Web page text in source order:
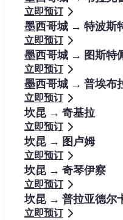
立即预订
墨西哥城 → 特波斯
立即预订
墨西哥城 → 图斯特
立即预订
墨西哥城 → 普埃布
立即预订
坎昆 → 奇基拉
立即预订
坎昆 → 图卢姆
立即预订
坎昆 → 奇琴伊察
立即预订
坎昆 → 普拉亚德尔
立即预订